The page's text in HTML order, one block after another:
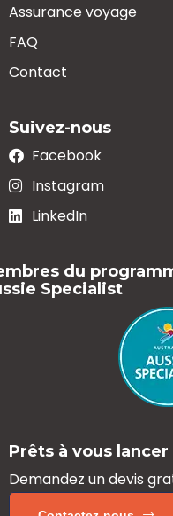
Assurance voyage
FAQ
Contact
Suivez-nous
Facebook
Instagram
LinkedIn
du
Specialist
Prêts à vous lancer
Demandez un devis